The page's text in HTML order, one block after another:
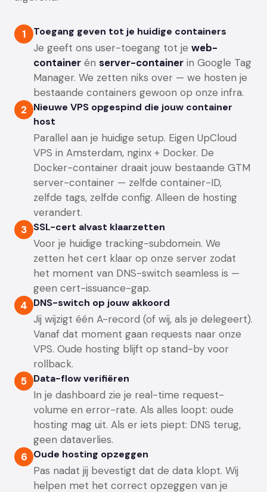
1 Toegang geven tot je huidige containers
Je geeft ons user-toegang tot je web-
container én server-container in Google Tag
Manager. We zetten niks over — we hosten je
bestaande containers gewoon op onze infra.
2
Nieuwe VPS opgespind die jouw container
host
Parallel aan je huidige setup. Eigen UpCloud
VPS in Amsterdam, nginx + Docker. De
Docker-container draait jouw bestaande GTM
server-container — zelfde container-ID,
zelfde tags, zelfde config. Alleen de hosting
verandert.
3 SSL-cert alvast klaarzetten
Voor je huidige tracking-subdomein. We
zetten het cert klaar op onze server zodat
het moment van DNS-switch seamless is —
geen cert-issuance-gap.
4 DNS-switch op jouw akkoord
Jij wijzigt één A-record (of wij, als je delegeert).
Vanaf dat moment gaan requests naar onze
VPS. Oude hosting blijft op stand-by voor
rollback.
5 Data-flow verifiëren
In je dashboard zie je real-time request-
volume en error-rate. Als alles loopt: oude
hosting mag uit. Als er iets piept: DNS terug,
geen dataverlies.
6 Oude hosting opzeggen
Pas nadat jij bevestigt dat de data klopt. Wij
helpen met het correct opzeggen van je